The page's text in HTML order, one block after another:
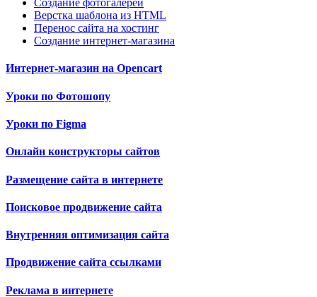
Создание фотогалереи
Верстка шаблона из HTML
Перенос сайта на хостинг
Создание интернет-магазина
Интернет-магазин на Opencart
Уроки по Фотошопу
Уроки по Figma
Онлайн конструкторы сайтов
Размещение сайта в интернете
Поисковое продвижение сайта
Внутренняя оптимизация сайта
Продвижение сайта ссылками
Реклама в интернете